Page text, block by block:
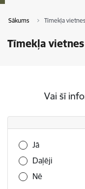
Sākums Tīmekļa
Tīmekļa
Vai šī
Vai šī informācija
Jā
Daļēji
Nē